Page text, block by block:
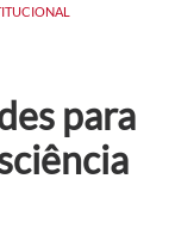
para